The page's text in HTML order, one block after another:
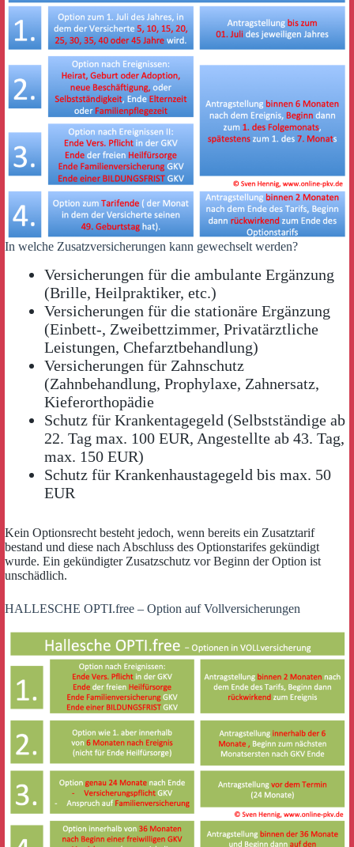
In welche Zusatzversicherungen kann gewechselt werden?
Versicherungen für die ambulante Ergänzung
(Brille, Heilpraktiker, etc.)
Versicherungen für die stationäre Ergänzung
(Einbett-, Zweibettzimmer, Privatärztliche
Leistungen, Chefarztbehandlung)
Versicherungen für Zahnschutz
(Zahnbehandlung, Prophylaxe, Zahnersatz,
Kieferorthopädie
Schutz für Krankentagegeld (Selbstständige ab
22. Tag max. 100 EUR, Angestellte ab 43. Tag,
max. 150 EUR)
Schutz für Krankenhaustagegeld bis max. 50
EUR
Kein Optionsrecht besteht jedoch, wenn bereits ein Zusatztarif
bestand und diese nach Abschluss des Optionstarifes gekündigt
wurde. Ein gekündigter Zusatzschutz vor Beginn der Option ist
unschädlich.
HALLESCHE OPTI.free – Option auf Vollversicherungen